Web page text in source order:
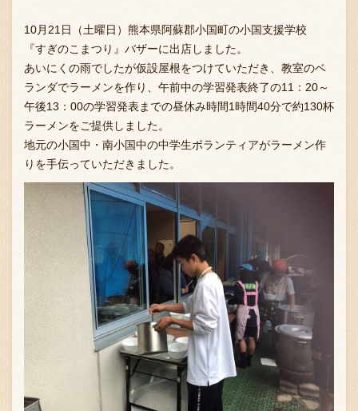
味千の取り組み
お問い合わせ
FC加盟店募集
会社案内
お知らせ
10月21日（土曜日）熊本県阿蘇郡小国町の小国支援学校
『すぎのこまつり』バザーに出店しました。
あいにくの雨でしたが仮設屋根をつけていただき、教室のベ
ランダでラーメンを作り、午前中の学習発表終了の11：20～
午後13：00の学習発表までの昼休み時間1時間40分で約130杯
ラーメンをご提供しました。
地元の小国中・南小国中の中学生ボランティアがラーメン作
りを手伝っていただきました。